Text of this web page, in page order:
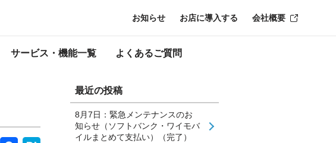
サービス・機能一覧 よくあるご質問
お知らせ お店に導入する 会社概要
せ
最近の投稿
8月7日：緊急メンテナンスのお
知らせ（ソフトバンク・ワイモバ
イルまとめて支払い）（完了）